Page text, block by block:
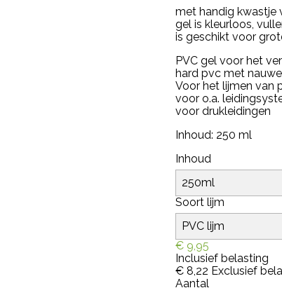
met handig kwastje
gel is kleurloos,
is geschikt voor
PVC gel voor het
hard pvc met
Voor het lijmen van
voor o.a.
voor drukleidingen
Inhoud: 250 ml
Inhoud
Soort lijm
€ 9,95
Inclusief belasting
€ 8,22 Exclusief
Aantal